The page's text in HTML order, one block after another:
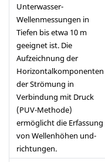
Unterwasser-
Wellenmessungen in
Tiefen bis etwa 10 m
geeignet ist. Die
Aufzeichnung der
Horizontalkomponenten
der Strömung in
Verbindung mit Druck
(PUV-Methode)
ermöglicht die Erfassung
von Wellenhöhen und-
richtungen.